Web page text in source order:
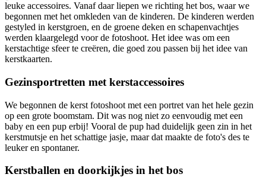
leuke accessoires. Vanaf daar liepen we richting het bos, waar we
begonnen met het omkleden van de kinderen. De kinderen werden
gestyled in kerstgroen, en de groene deken en schapenvachtjes
werden klaargelegd voor de fotoshoot. Het idee was om een
kerstachtige sfeer te creëren, die goed zou passen bij het idee van
kerstkaarten.
Gezinsportretten met kerstaccessoires
We begonnen de kerst fotoshoot met een portret van het hele gezin
op een grote boomstam. Dit was nog niet zo eenvoudig met een
baby en een pup erbij! Vooral de pup had duidelijk geen zin in het
kerstmutsje en het schattige jasje, maar dat maakte de foto's des te
leuker en spontaner.
Kerstballen en doorkijkjes in het bos